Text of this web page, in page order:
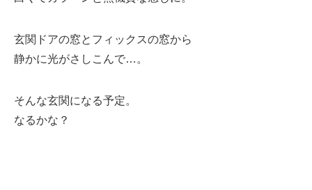
玄関ドアの窓とフィックスの窓から
静かに光がさしこんで…。
そんな玄関になる予定。
なるかな？